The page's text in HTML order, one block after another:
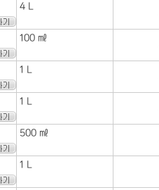
4 L
100 ㎖
1 L
1 L
500 ㎖
1 L